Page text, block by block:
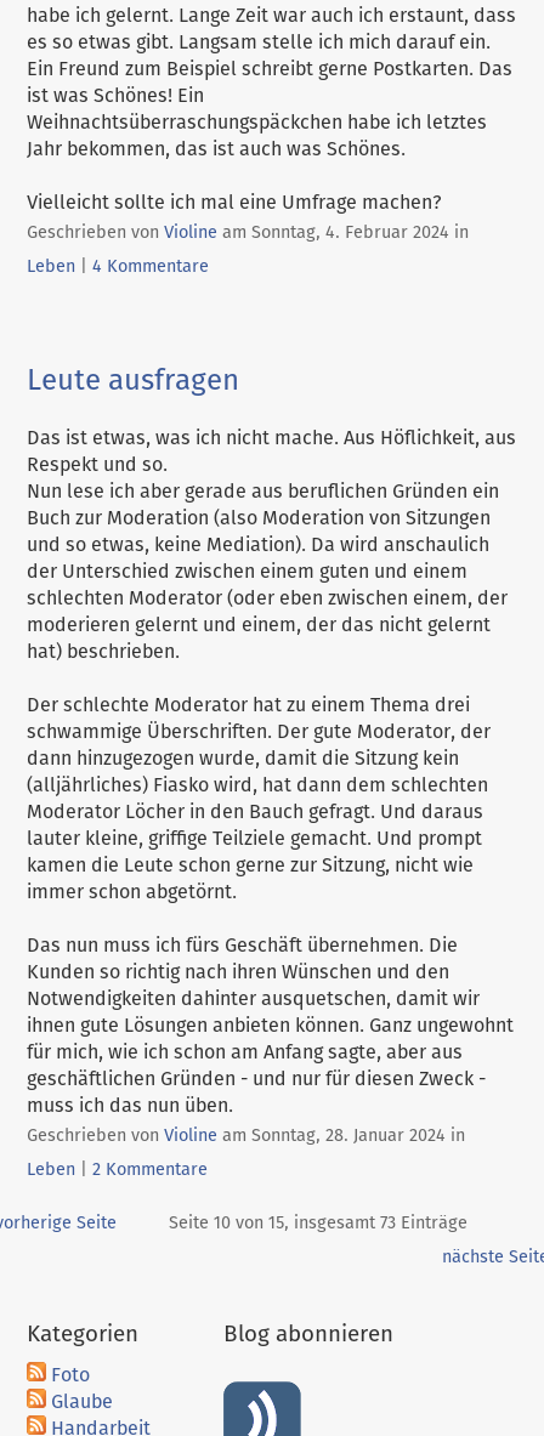
habe ich gelernt. Lange Zeit war auch ich erstaunt, dass
es so etwas gibt. Langsam stelle ich mich darauf ein.
Ein Freund zum Beispiel schreibt gerne Postkarten. Das
ist was Schönes! Ein
Weihnachtsüberraschungspäckchen habe ich letztes
Jahr bekommen, das ist auch was Schönes.
Vielleicht sollte ich mal eine Umfrage machen?
Geschrieben vonVioline amSonntag, 4. Februar 2024 in
Leben |4 Kommentare
Leute ausfragen
Das ist etwas, was ich nicht mache. Aus Höflichkeit, aus
Respekt und so.
Nun lese ich aber gerade aus beruflichen Gründen ein
Buch zur Moderation (also Moderation von Sitzungen
und so etwas, keine Mediation). Da wird anschaulich
der Unterschied zwischen einem guten und einem
schlechten Moderator (oder eben zwischen einem, der
moderieren gelernt und einem, der das nicht gelernt
hat) beschrieben.
Der schlechte Moderator hat zu einem Thema drei
schwammige Überschriften. Der gute Moderator, der
dann hinzugezogen wurde, damit die Sitzung kein
(alljährliches) Fiasko wird, hat dann dem schlechten
Moderator Löcher in den Bauch gefragt. Und daraus
lauter kleine, griffige Teilziele gemacht. Und prompt
kamen die Leute schon gerne zur Sitzung, nicht wie
immer schon abgetörnt.
Das nun muss ich fürs Geschäft übernehmen. Die
Kunden so richtig nach ihren Wünschen und den
Notwendigkeiten dahinter ausquetschen, damit wir
ihnen gute Lösungen anbieten können. Ganz ungewohnt
für mich, wie ich schon am Anfang sagte, aber aus
geschäftlichen Gründen - und nur für diesen Zweck -
muss ich das nun üben.
Geschrieben vonVioline amSonntag, 28. Januar 2024 in
Leben |2 Kommentare
Seite 10 von 15, insgesamt 73 Einträge
Seite
nächste
Kategorien
Foto
Glaube
Handarbeit
Blog abonnieren